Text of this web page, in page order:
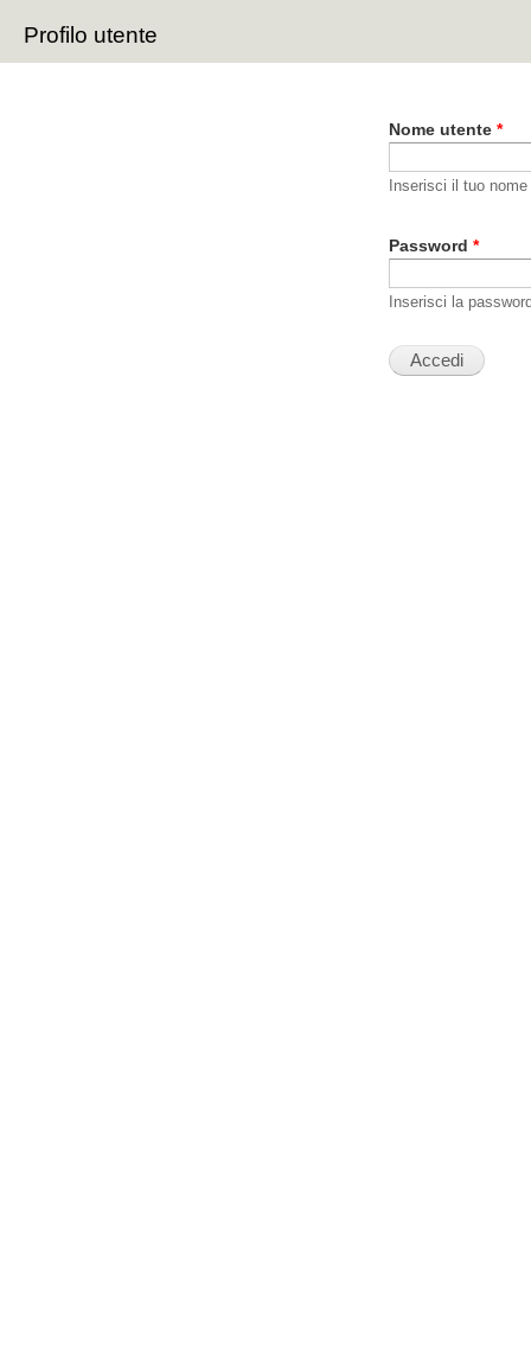
Profilo utente
Schede primarie
Nome utente *
Inserisci il tuo
Password *
Inserisci la